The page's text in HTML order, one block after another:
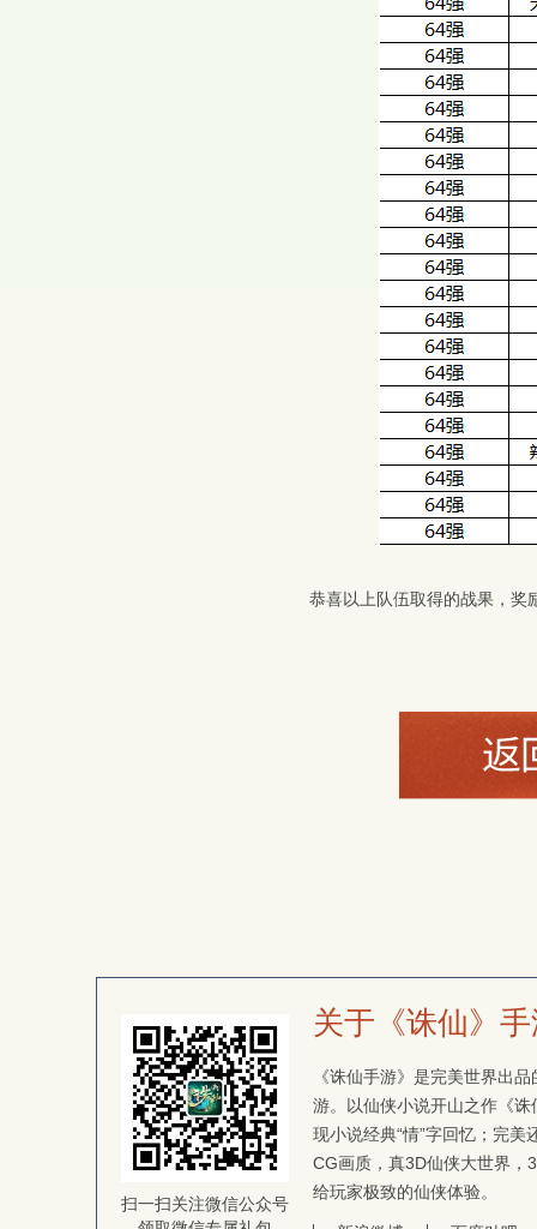
恭喜以上队伍取得的战果，奖
扫一扫关注微信公众号
关于《诛仙》
《诛仙手游》是完美世界出
游。以仙侠小说开山之作《
现小说经典“情”字回忆；完
CG画质，真3D仙侠大世界，
给玩家极致的仙侠体验。